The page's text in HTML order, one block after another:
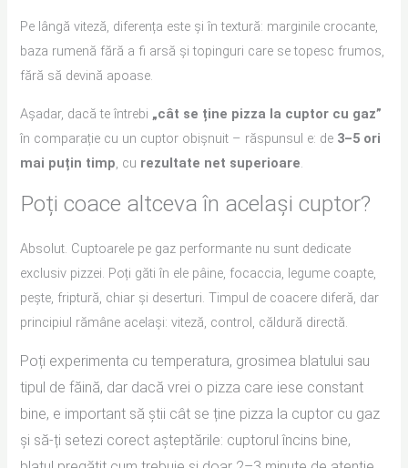
Pe lângă viteză, diferența este și în textură: marginile crocante,
baza rumenă fără a fi arsă și topinguri care se topesc frumos,
fără să devină apoase.
Așadar, dacă te întrebi „cât se ține pizza la cuptor cu gaz”
în comparație cu un cuptor obișnuit – răspunsul e: de 3–5 ori
mai puțin timp, cu rezultate net superioare.
Poți coace altceva în același cuptor?
Absolut. Cuptoarele pe gaz performante nu sunt dedicate
exclusiv pizzei. Poți găti în ele pâine, focaccia, legume coapte,
pește, friptură, chiar și deserturi. Timpul de coacere diferă, dar
principiul rămâne același: viteză, control, căldură directă.
Poți experimenta cu temperatura, grosimea blatului sau
tipul de făină, dar dacă vrei o pizza care iese constant
bine, e important să știi cât se ține pizza la cuptor cu gaz
și să-ți setezi corect așteptările: cuptorul încins bine,